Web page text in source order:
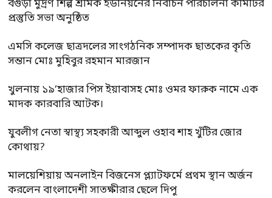
বগুড়া মুদ্রণ শিল্প শ্রমিক ইউনিয়নের নির্বাচন পরিচালনা কমিটির
প্রস্তুতি সভা অনুষ্ঠিত
এমসি কলেজ ছাত্রদলের সাংগঠনিক সম্পাদক ছাতকের কৃতি
সন্তান মোঃ মুহিবুর রহমান মারজান
খুলনায় ১৯’হাজার পিস ইয়াবাসহ মোঃ ওমর ফারুক নামে এক
মাদক কারবারি আটক।
যুবলীগ নেতা স্বাস্থ্য সহকারী আব্দুল ওহাব শাহ খুঁটির জোর
কোথায়?
মালয়েশিয়ায় অনলাইন বিজনেস প্ল্যাটফর্মে প্রথম স্থান অর্জন
করলেন বাংলাদেশী সাতক্ষীরার ছেলে দিপু